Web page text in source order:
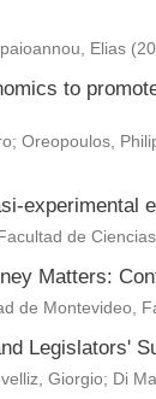
Elias (
to
; Oreopoulos,
experimental
de
Matters:
de Montevideo,
Legislators'
Giorgio; Di